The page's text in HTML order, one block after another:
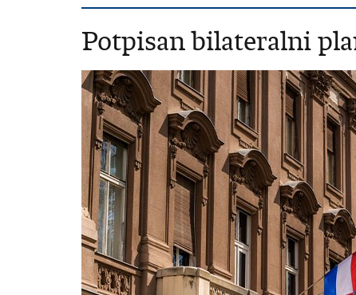
Potpisan bilateralni